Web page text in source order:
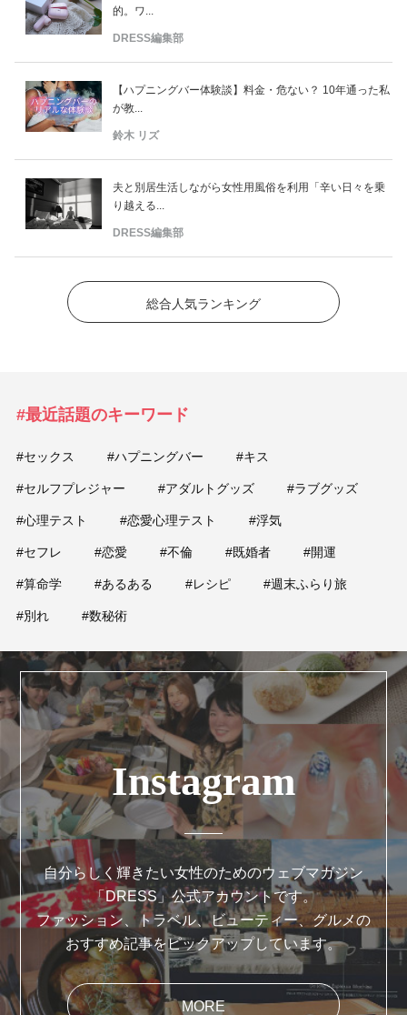
的。ワ...
DRESS編集部
【ハプニングバー体験談】料金・危ない？ 10年通った私
が教...
鈴木 リズ
夫と別居生活しながら女性用風俗を利用「辛い日々を乗
り越える...
DRESS編集部
総合人気ランキング
#最近話題のキーワード
#セックス #ハプニングバー #キス
#セルフプレジャー #アダルトグッズ #ラブグッズ
#心理テスト #恋愛心理テスト #浮気
#セフレ #恋愛 #不倫 #既婚者 #開運
#算命学 #あるある #レシピ #週末ふらり旅
#別れ #数秘術
Instagram
自分らしく輝きたい女性のためのウェブマガジン
「DRESS」公式アカウントです。
ファッション、トラベル、ビューティー、グルメの
おすすめ記事をピックアップしています。
MORE